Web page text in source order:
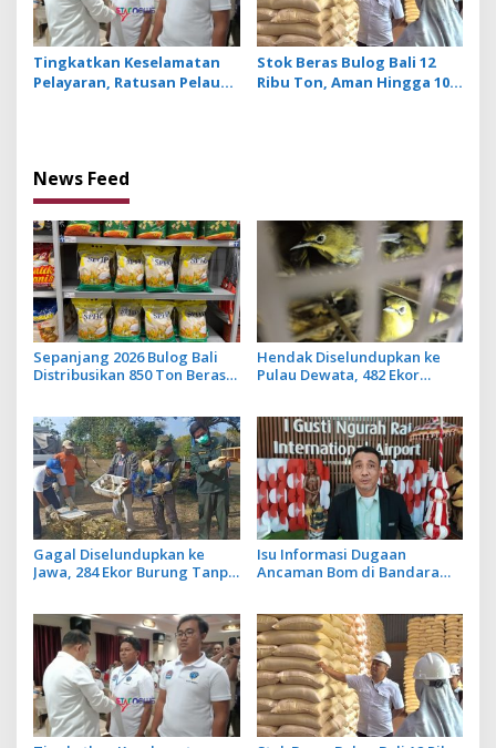
Tingkatkan Keselamatan
Pelayaran, Ratusan Pelaut
Stok Beras Bulog Bali 12
Ribu Ton, Aman Hingga 10
News Feed
Sepanjang 2026 Bulog Bali
Distribusikan 850 Ton Beras
Hendak Diselundupkan ke
Pulau Dewata, 482 Ekor
Gagal Diselundupkan ke
Jawa, 284 Ekor Burung Tanpa
Isu Informasi Dugaan
Ancaman Bom di Bandara
Lancar